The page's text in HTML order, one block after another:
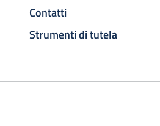
Contatti
Strumenti di tutela